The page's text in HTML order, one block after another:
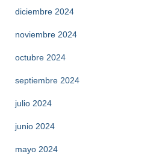
diciembre 2024
noviembre 2024
octubre 2024
septiembre 2024
julio 2024
junio 2024
mayo 2024